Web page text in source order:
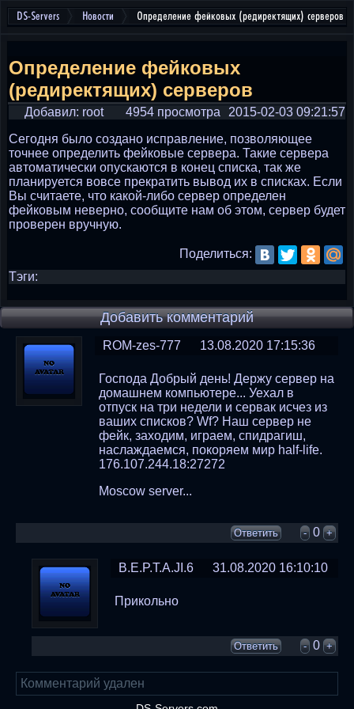
DS-Servers Новости Определение фейковых (редиректящих) серверов
Определение фейковых
(редиректящих) серверов
Добавил: root 2015-02-03 09:21:57
4954 просмотра
Сегодня было создано исправление, позволяющее
точнее определить фейковые сервера. Такие сервера
автоматически опускаются в конец списка, так же
планируется вовсе прекратить вывод их в списках. Если
Вы считаете, что какой-либо сервер определен
фейковым неверно, сообщите нам об этом, сервер будет
проверен вручную.
Поделиться:
Тэги:
Добавить комментарий
ROM-zes-777 13.08.2020 17:15:36
Господа Добрый день! Держу сервер на
домашнем компьютере... Уехал в
отпуск на три недели и сервак исчез из
ваших списков? Wf? Наш сервер не
фейк, заходим, играем, спидрагиш,
наслаждаемся, покоряем мир half-life.
176.107.244.18:27272
Moscow server...
Ответить - 0 +
B.E.P.T.A.JI.6 31.08.2020 16:10:10
Прикольно
Ответить - 0 +
Комментарий удален